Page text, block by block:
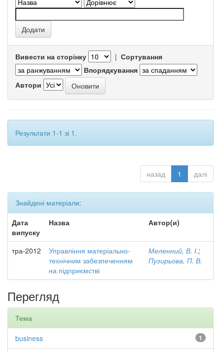
Вивести на сторінку | Сортування
Впорядкування
Автори
Результати 1-1 зі 1.
назад 1 далі
Знайдені матеріали:
Дата
випуску
Назва Автор(и)
тра-2012
Управління матеріально-
технічним забезпеченням
на підприємстві
Меленний, В. І.;
Пузирьова, П. В.
Перегляд
Тема
1
business